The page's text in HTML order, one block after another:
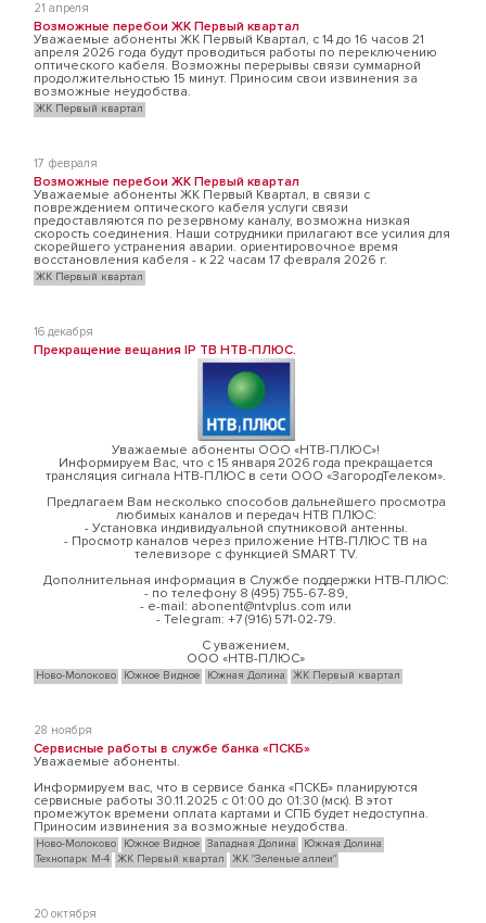
21 апреля
Возможные перебои ЖК Первый квартал
Уважаемые абоненты ЖК Первый Квартал, с 14 до 16 часов 21
апреля 2026 года будут проводиться работы по переключению
оптического кабеля. Возможны перерывы связи суммарной
продолжительностью 15 минут. Приносим свои извинения за
возможные неудобства.
ЖК Первый квартал
17 февраля
Возможные перебои ЖК Первый квартал
Уважаемые абоненты ЖК Первый Квартал, в связи с
повреждением оптического кабеля услуги связи
предоставляются по резервному каналу, возможна низкая
скорость соединения. Наши сотрудники прилагают все усилия для
скорейшего устранения аварии. ориентировочное время
восстановления кабеля - к 22 часам 17 февраля 2026 г.
ЖК Первый квартал
16 декабря
Прекращение вещания IP ТВ НТВ-ПЛЮС.
Уважаемые абоненты ООО «НТВ-ПЛЮС»!
Информируем Вас, что с 15 января 2026 года прекращается
трансляция сигнала НТВ-ПЛЮС в сети ООО «ЗагородТелеком».
Предлагаем Вам несколько способов дальнейшего просмотра
любимых каналов и передач НТВ ПЛЮС:
- Установка индивидуальной спутниковой антенны.
- Просмотр каналов через приложение НТВ-ПЛЮС ТВ на
телевизоре с функцией SMART TV.
Дополнительная информация в Службе поддержки НТВ-ПЛЮС:
- по телефону 8 (495) 755-67-89,
- e-mail: abonent@ntvplus.com или
- Telegram: +7 (916) 571-02-79.
С уважением,
ООО «НТВ-ПЛЮС»
Ново-Молоково Южное Видное Южная Долина ЖК Первый квартал
28 ноября
Сервисные работы в службе банка «ПСКБ»
Уважаемые абоненты.
Информируем вас, что в сервисе банка «ПСКБ» планируются
сервисные работы 30.11.2025 с 01:00 до 01:30 (мск). В этот
промежуток времени оплата картами и СПБ будет недоступна.
Приносим извинения за возможные неудобства.
Ново-Молоково Южное Видное Западная Долина
Южная Долина
Технопарк М-4 ЖК Первый квартал ЖК "Зеленые аллеи"
20 октября